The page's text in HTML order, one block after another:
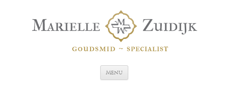
Menu Spring naar de inhoud